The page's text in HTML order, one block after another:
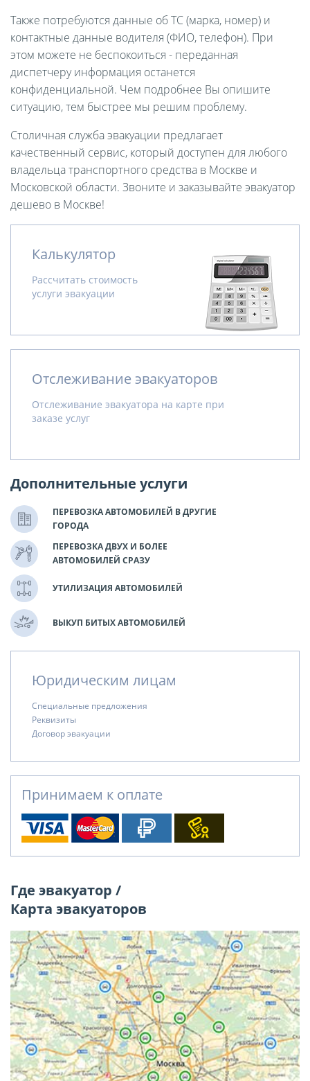
Также потребуются данные об ТС (марка, номер) и
контактные данные водителя (ФИО, телефон). При
этом можете не беспокоиться - переданная
диспетчеру информация останется
конфиденциальной. Чем подробнее Вы опишите
ситуацию, тем быстрее мы решим проблему.
Столичная служба эвакуации предлагает
качественный сервис, который доступен для любого
владельца транспортного средства в Москве и
Московской области. Звоните и заказывайте эвакуатор
дешево в Москве!
Калькулятор
Рассчитать стоимость
услуги эвакуации
Отслеживание эвакуаторов
Отслеживание эвакуатора на карте при
заказе услуг
Дополнительные услуги
ПЕРЕВОЗКА АВТОМОБИЛЕЙ В ДРУГИЕ
ГОРОДА
ПЕРЕВОЗКА ДВУХ И БОЛЕЕ
АВТОМОБИЛЕЙ СРАЗУ
УТИЛИЗАЦИЯ АВТОМОБИЛЕЙ
ВЫКУП БИТЫХ АВТОМОБИЛЕЙ
Юридическим лицам
Специальные предложения
Реквизиты
Договор эвакуации
Принимаем к оплате
Где эвакуатор /
Карта эвакуаторов